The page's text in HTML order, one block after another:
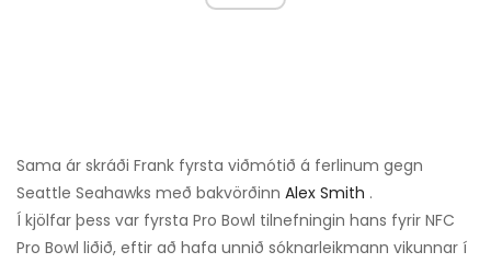
Sama ár skráði Frank fyrsta viðmótið á ferlinum gegn
Seattle Seahawks með bakvörðinn Alex Smith .
Í kjölfar þess var fyrsta Pro Bowl tilnefningin hans fyrir NFC
Pro Bowl liðið, eftir að hafa unnið sóknarleikmann vikunnar í